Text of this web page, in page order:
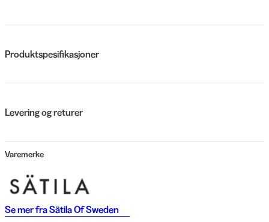
Produktspesifikasjoner
Levering og returer
Varemerke
Se mer fraSätila Of Sweden